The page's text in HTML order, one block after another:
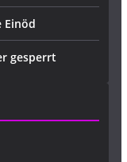
Einöd
gesperrt